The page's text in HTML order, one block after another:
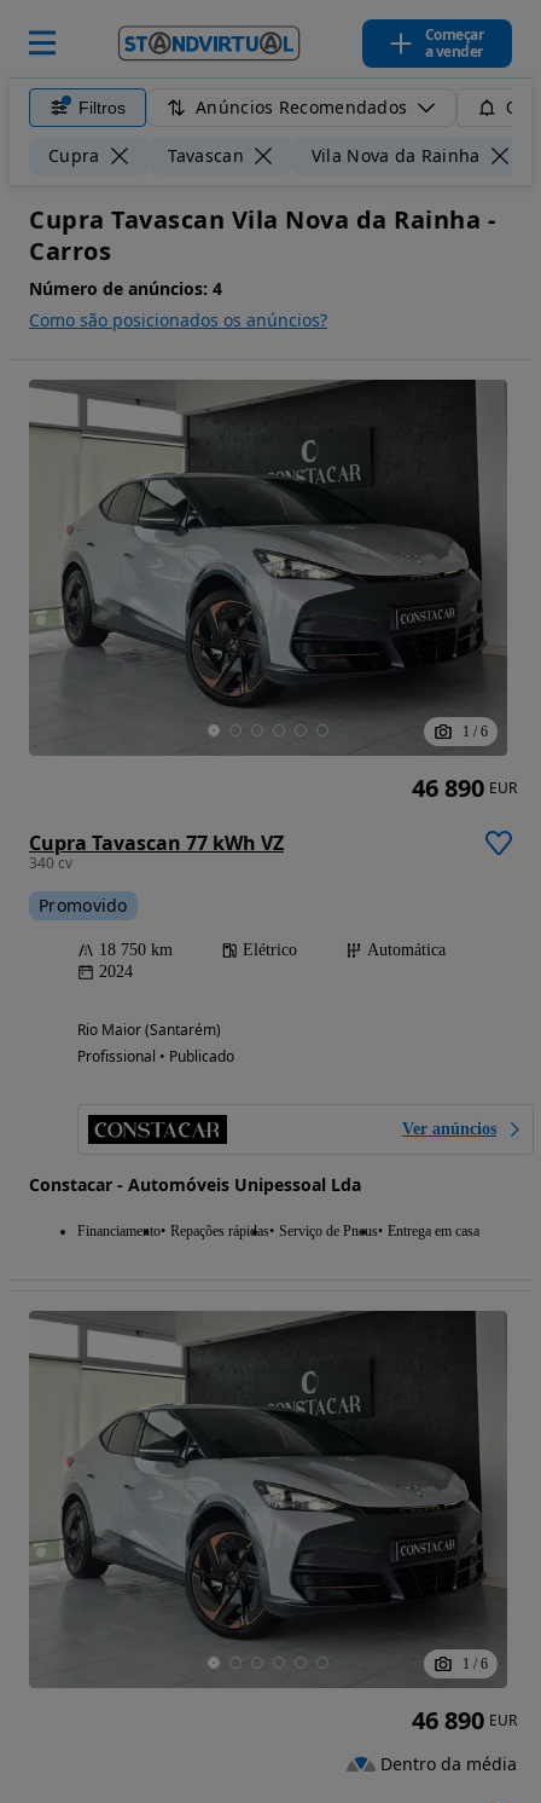
Começar
a vender
Filtros Anúncios Recomendados
Cupra Tavascan Vila Nova da Rainha
Cupra Tavascan Vila Nova da Rainha -
Carros
Número de anúncios: 4
Como são posicionados os anúncios?
1 / 6
Cupra Tavascan 77 kWh VZ
340 cv
Promovido
18 750 km Elétrico
Automática
2024
Rio Maior (Santarém)
Profissional • Publicado
Ver anúncios
Constacar - Automóveis Unipessoal Lda
Financiamento Repações rápidas Serviço de Pneus Entrega em casa
46 890 EUR
1 / 6
46 890 EUR
Dentro da média